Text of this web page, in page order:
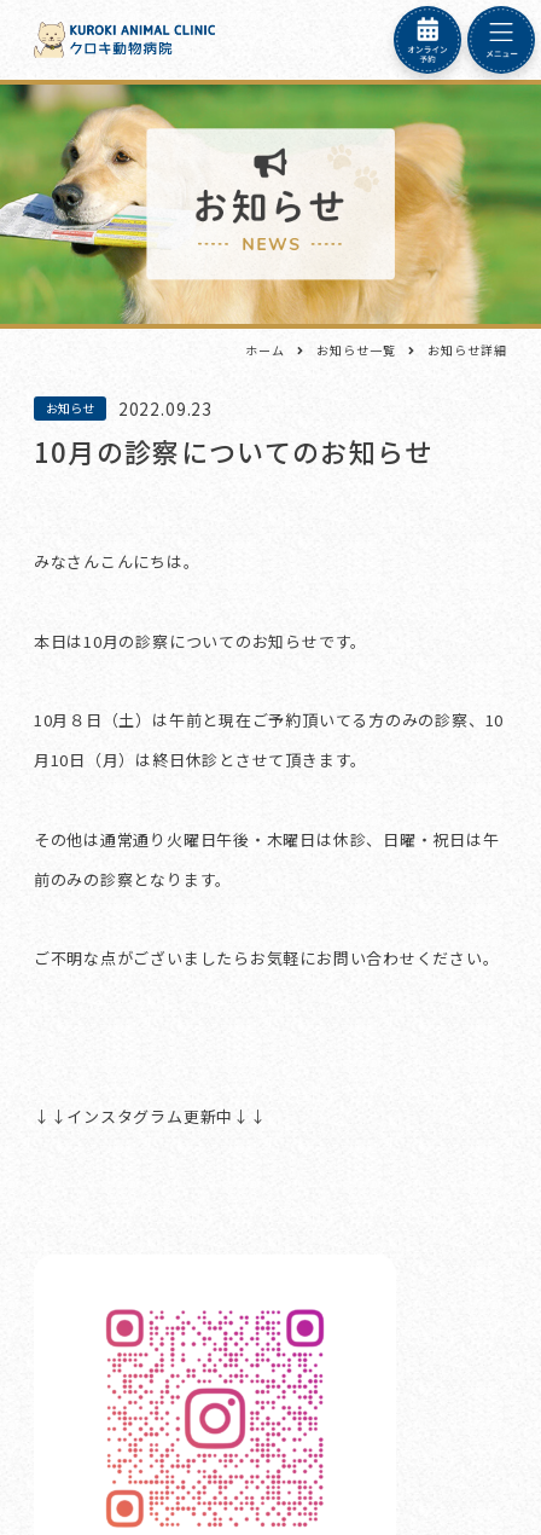
ホーム お知らせ一覧 お知らせ詳細
お知らせ 2022.09.23
10月の診察についてのお知らせ
みなさんこんにちは。
本日は10月の診察についてのお知らせです。
10月８日（土）は午前と現在ご予約頂いてる方のみの診察、10
月10日（月）は終日休診とさせて頂きます。
その他は通常通り火曜日午後・木曜日は休診、日曜・祝日は午
前のみの診察となります。
ご不明な点がございましたらお気軽にお問い合わせください。
↓↓インスタグラム更新中↓↓